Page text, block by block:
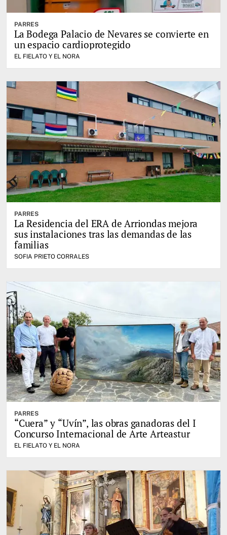
PARRES
La Bodega Palacio de Nevares se convierte en
un espacio cardioprotegido
EL FIELATO Y EL NORA
PARRES
La Residencia del ERA de Arriondas mejora
sus instalaciones tras las demandas de las
familias
SOFIA PRIETO CORRALES
PARRES
“Cuera” y “Uvín”, las obras ganadoras del I
Concurso Internacional de Arte Arteastur
EL FIELATO Y EL NORA